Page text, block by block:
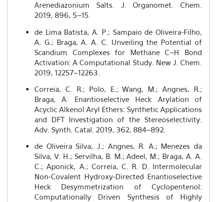
Arenediazonium Salts. J. Organomet. Chem.
2019, 896, 5–15.
de Lima Batista, A. P.; Sampaio de Oliveira-Filho,
A. G.; Braga, A. A. C. Unveiling the Potential of
Scandium Complexes for Methane C–H Bond
Activation: A Computational Study. New J. Chem.
2019, 12257–12263.
Correia, C. R.; Polo, E.; Wang, M.; Angnes, R.;
Braga, A. Enantioselective Heck Arylation of
Acyclic Alkenol Aryl Ethers: Synthetic Applications
and DFT Investigation of the Stereoselectivity.
Adv. Synth. Catal. 2019, 362, 884–892.
de Oliveira Silva, J.; Angnes, R. A.; Menezes da
Silva, V. H.; Servilha, B. M.; Adeel, M.; Braga, A. A.
C.; Aponick, A.; Correia, C. R. D. Intermolecular
Non-Covalent Hydroxy-Directed Enantioselective
Heck Desymmetrization of Cyclopentenol:
Computationally Driven Synthesis of Highly